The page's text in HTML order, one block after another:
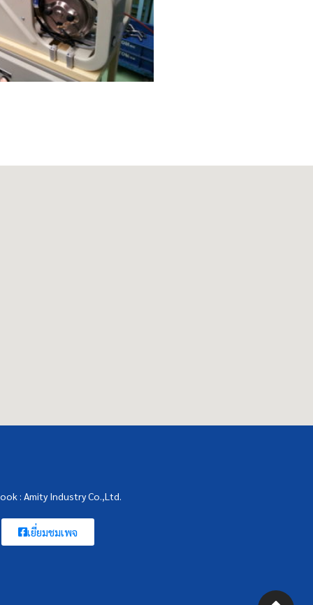
: Amity Industry Co.,Ltd.
เยี่ยมชมเพจ